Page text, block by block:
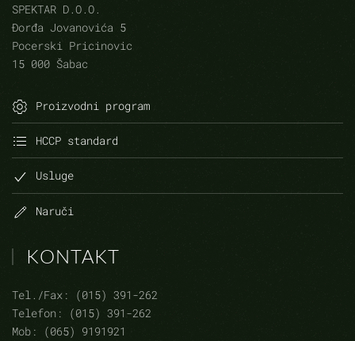
SPEKTAR D.O.O.
Đorđa Jovanovića 5
Pocerski Pricinovic
15 000 Šabac
Proizvodni program
HCCP standard
Usluge
Naruči
KONTAKT
Tel./Fax: (015) 391-262
Telefon: (015) 391-262
Mob: (065) 9191921